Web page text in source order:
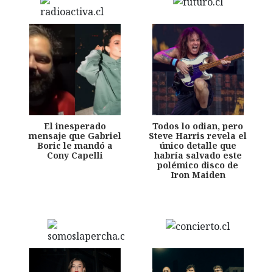
El inesperado
mensaje que Gabriel
Boric le mandó a
Cony Capelli
Todos lo odian, pero
Steve Harris revela el
único detalle que
habría salvado este
polémico disco de
Iron Maiden